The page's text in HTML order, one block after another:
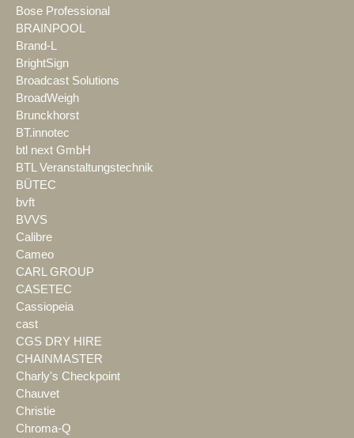
Bose Professional
BRAINPOOL
Brand-L
BrightSign
Broadcast Solutions
BroadWeigh
Brunckhorst
BT.innotec
btl next GmbH
BTL Veranstaltungstechnik
BÜTEC
bvft
BVVS
Calibre
Cameo
CARL GROUP
CASETEC
Cassiopeia
cast
CGS DRY HIRE
CHAINMASTER
Charly's Checkpoint
Chauvet
Christie
Chroma-Q